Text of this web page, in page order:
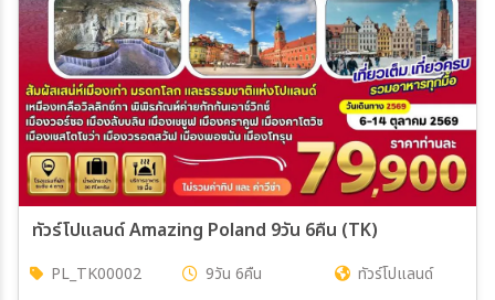
สายการบิน
ตั้งแต่วันที่
ถึงวันที่
เฉพาะเดือน
ทัวร์โปแลนด์ Amazing Poland 9วัน 6คืน (TK)
PL_TK00002 9วัน 6คืน
ทัวร์โปแลนด์